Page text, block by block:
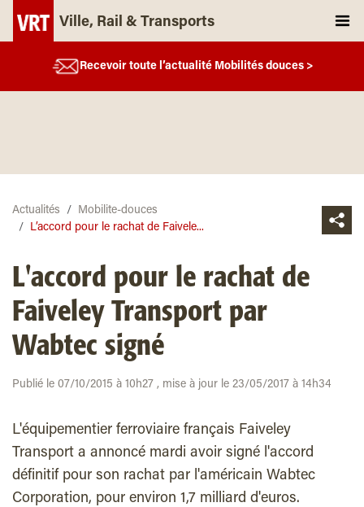
Ville, Rail & Transports
Recevoir toute l’actualité Mobilités douces >
Actualités
Mobilite-douces
L’accord pour le rachat de Faivele...
L'accord pour le rachat de
Faiveley Transport par
Wabtec signé
Publié le 07/10/2015 à 10h27 , mise à jour le 23/05/2017 à 14h34
L'équipementier ferroviaire français Faiveley
Transport a annoncé mardi avoir signé l'accord
définitif pour son rachat par l'américain Wabtec
Corporation, pour environ 1,7 milliard d'euros.